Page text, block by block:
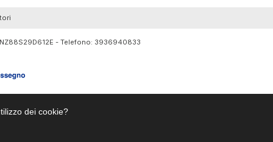
dei cookie?
- Telefono: 3936940833